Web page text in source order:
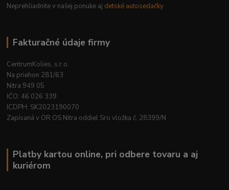
Neprehliadnite v našej ponuke aj detské autosedačky
Fakturačné údaje firmy
CentrumKolies, s.r.o.
Na priehon 281/63
Nitra 949 05
IČO: 46 026 339
ICDPH: SK2023190070
Zapísaná v OR OS Nitra oddiel Sro vložka č. 28399/N
Platby kartou online, pri odbere tovaru a aj
kuriérom